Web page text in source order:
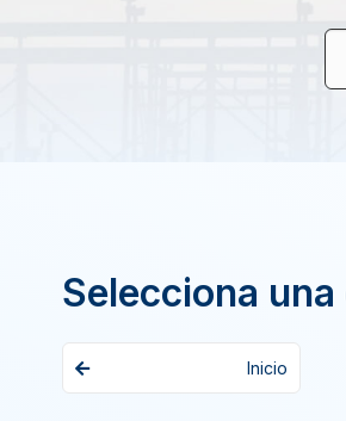
Selecciona
Inicio